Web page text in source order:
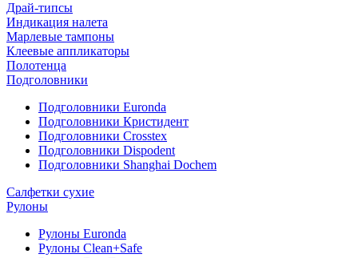
Драй-типсы
Индикация налета
Марлевые тампоны
Клеевые аппликаторы
Полотенца
Подголовники
Подголовники Euronda
Подголовники Кристидент
Подголовники Crosstex
Подголовники Dispodent
Подголовники Shanghai Dochem
Салфетки сухие
Рулоны
Рулоны Euronda
Рулоны Clean+Safe